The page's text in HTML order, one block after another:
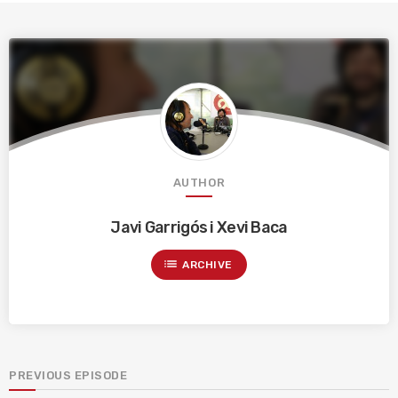
AUTHOR
Javi Garrigós i Xevi Baca
list ARCHIVE
PREVIOUS EPISODE